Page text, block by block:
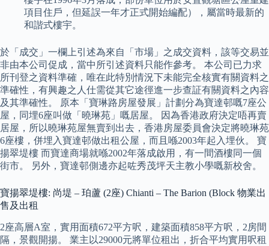
項目住戶，但延誤一年才正式開始編配），屬當時最新的
和諧式樓宇。
於「成交」一欄上引述為來自「市場」之成交資料，該等交易並
非由本公司促成，當中所引述資料只能作參考。 本公司已力求
所刊登之資料準確，唯在此特別情況下未能完全核實有關資料之
準確性，有興趣之人仕需從其它途徑進一步查証有關資料之內容
及其準確性。 原本「寶琳路房屋發展」計劃分為寶達邨嘅7座公
屋，同埋6座叫做「曉琳苑」嘅居屋。 因為香港政府決定唔再賣
居屋，所以曉琳苑屋無賣到出去，香港房屋委員會決定將曉琳苑
6座樓，併埋入寶達邨做出租公屋，而且喺2003年起入埋伙。 寶
揚翠堤樓 而寶達商場就喺2002年落成啟用，有一間酒樓同一個
街市。 另外，寶達邨側邊亦起咗秀茂坪天主教小學嘅新校舍。
寶揚翠堤樓: 尚堤 – 珀蘆 (2座) Chianti – The Barion (Block 物業出
售及出租
2座高層A室，實用面積672平方呎，建築面積858平方呎，2房間
隔，景觀開揚。 業主以29000元將單位租出，折合平均實用呎租